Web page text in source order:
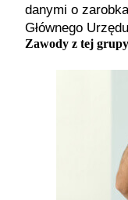
danymi o
Głównego
Zawody z tej